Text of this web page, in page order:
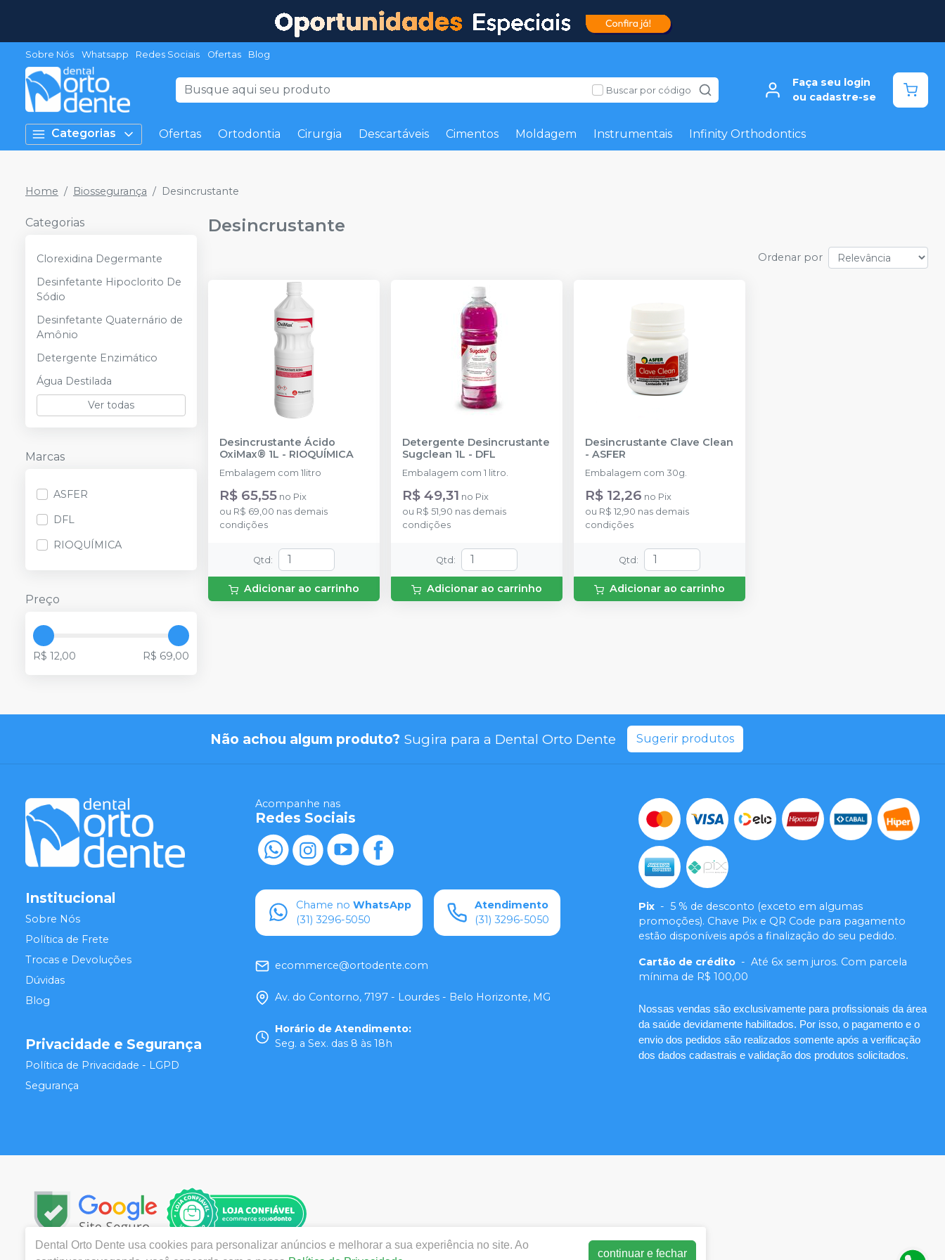
Sobre Nós Whatsapp Redes Sociais Ofertas Blog
Buscar por código
Faça seu login
ou cadastre-se
Categorias Ofertas Ortodontia Cirurgia Descartáveis Cimentos Moldagem Instrumentais Infinity Orthodontics
Home Biossegurança Desincrustante
Categorias
Clorexidina Degermante
Desinfetante Hipoclorito De
Sódio
Desinfetante Quaternário de
Amônio
Detergente Enzimático
Água Destilada
Ver todas
Marcas
ASFER
DFL
RIOQUÍMICA
Preço
R$ 12,00 R$ 69,00
Desincrustante
Ordenar por
Desincrustante Ácido
OxiMax® 1L - RIOQUÍMICA
Embalagem com 1litro
R$ 65,55 no Pix
ou R$ 69,00 nas demais
condições
Qtd:
Adicionar ao carrinho
Detergente Desincrustante
Sugclean 1L - DFL
Embalagem com 1 litro.
R$ 49,31 no Pix
ou R$ 51,90 nas demais
condições
Qtd:
Adicionar ao carrinho
Desincrustante Clave Clean
- ASFER
Embalagem com 30g.
R$ 12,26 no Pix
ou R$ 12,90 nas demais
condições
Qtd:
Adicionar ao carrinho
Não achou algum produto? Sugira para a Dental Orto Dente Sugerir produtos
Institucional
Sobre Nós
Política de Frete
Trocas e Devoluções
Dúvidas
Blog
Privacidade e Segurança
Política de Privacidade - LGPD
Segurança
Acompanhe nas
Redes Sociais
Chame no WhatsApp
(31) 3296-5050
Atendimento
(31) 3296-5050
ecommerce@ortodente.com
Av. do Contorno, 7197 - Lourdes - Belo Horizonte, MG
Horário de Atendimento:
Seg. a Sex. das 8 às 18h
Pix - 5 % de desconto (exceto em algumas
promoções). Chave Pix e QR Code para pagamento
estão disponíveis após a finalização do seu pedido.
Cartão de crédito - Até 6x sem juros. Com parcela
mínima de R$ 100,00
Nossas vendas são exclusivamente para profissionais da área
da saúde devidamente habilitados. Por isso, o pagamento e o
envio dos pedidos são realizados somente após a verificação
dos dados cadastrais e validação dos produtos solicitados.
Dental Orto Dente usa cookies para personalizar anúncios e melhorar a sua experiência no site. Ao
continuar e fechar